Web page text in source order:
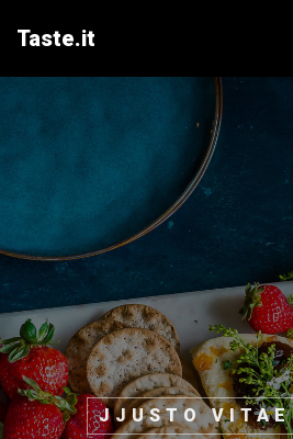
Taste.it
JJUSTO VITAE